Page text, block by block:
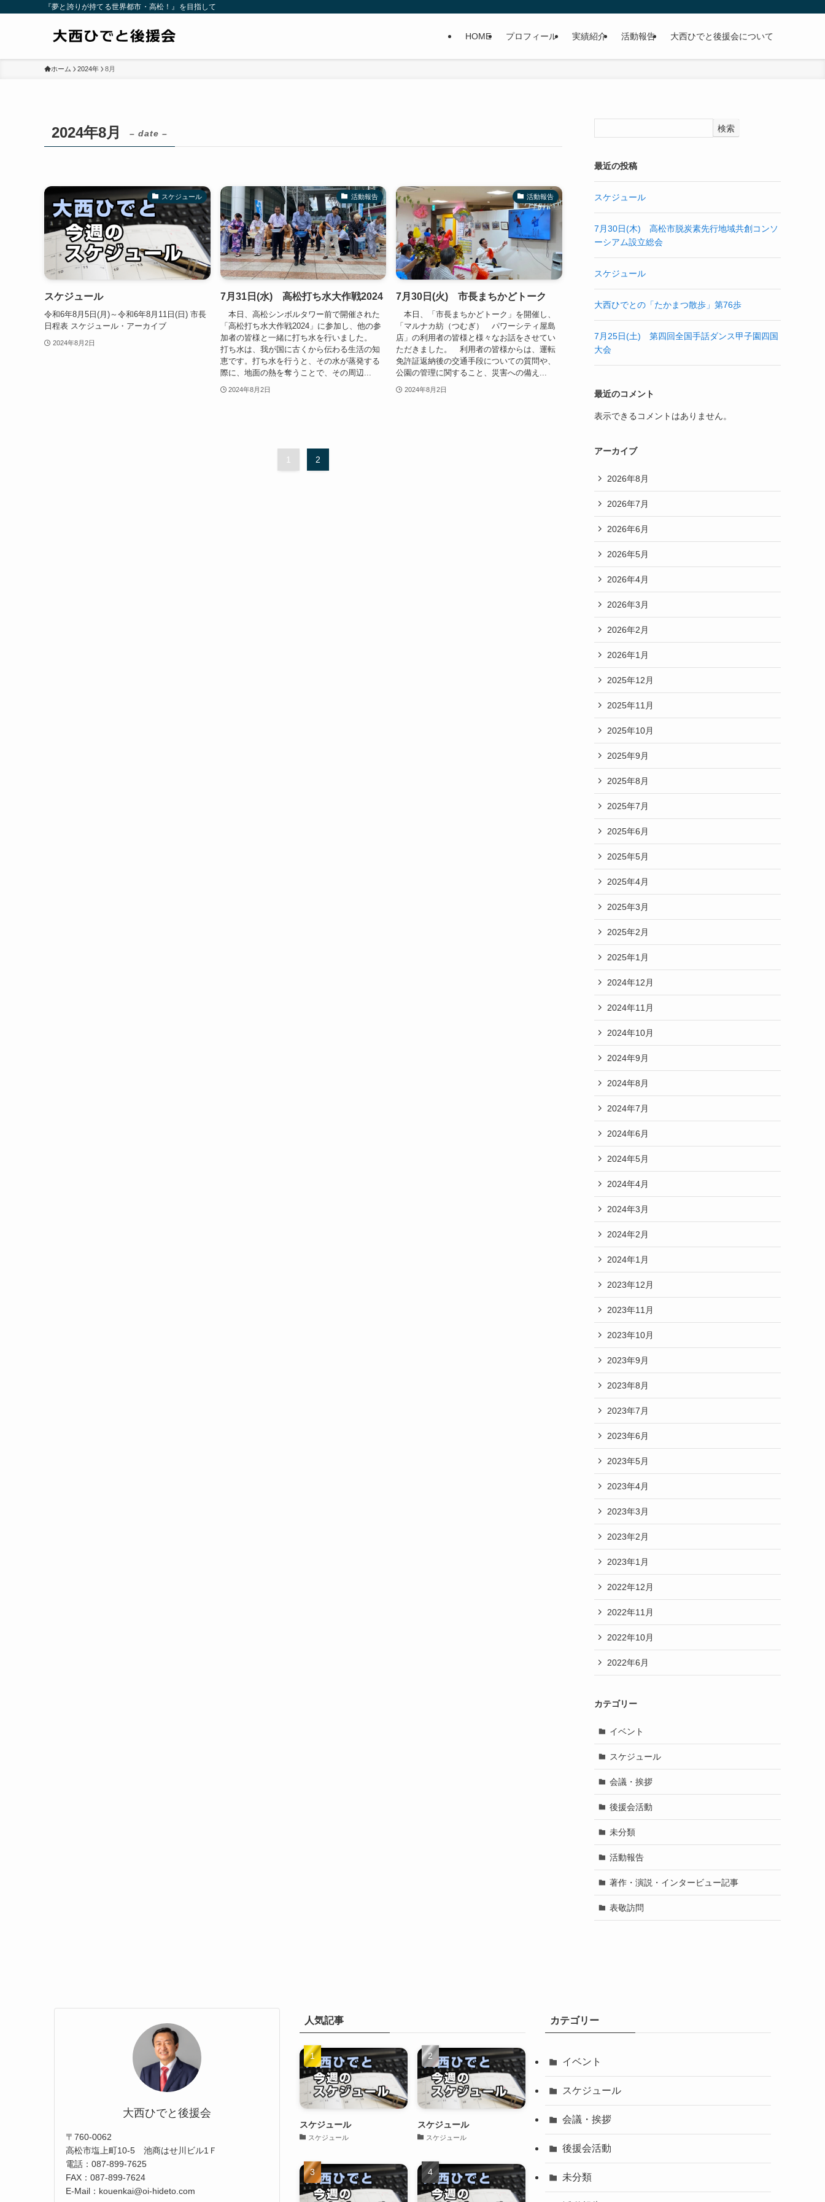
『夢と誇りが持てる世界都市・高松！』を目指して
HOME プロフィール 実績紹介 活動報告 大西ひでと後援会について
ホーム 2024年 8月
2024年8月 – date –
スケジュール
スケジュール
令和6年8月5日(月)～令和6年8月11日(日) 市長
日程表 スケジュール・アーカイブ
2024年8月2日
活動報告
7月31日(水) 高松打ち水大作戦2024
本日、高松シンボルタワー前で開催された
「高松打ち水大作戦2024」に参加し、他の参
加者の皆様と一緒に打ち水を行いました。
打ち水は、我が国に古くから伝わる生活の知
恵です。打ち水を行うと、その水が蒸発する
際に、地面の熱を奪うことで、その周辺...
2024年8月2日
活動報告
7月30日(火) 市長まちかどトーク
本日、「市長まちかどトーク」を開催し、
「マルナカ紡（つむぎ） パワーシティ屋島
店」の利用者の皆様と様々なお話をさせてい
ただきました。 利用者の皆様からは、運転
免許証返納後の交通手段についての質問や、
公園の管理に関すること、災害への備え...
2024年8月2日
1 2
検索
最近の投稿
スケジュール
7月30日(木) 高松市脱炭素先行地域共創コンソ
ーシアム設立総会
スケジュール
大西ひでとの「たかまつ散歩」第76歩
7月25日(土) 第四回全国手話ダンス甲子園四国
大会
最近のコメント
表示できるコメントはありません。
アーカイブ
2026年8月
2026年7月
2026年6月
2026年5月
2026年4月
2026年3月
2026年2月
2026年1月
2025年12月
2025年11月
2025年10月
2025年9月
2025年8月
2025年7月
2025年6月
2025年5月
2025年4月
2025年3月
2025年2月
2025年1月
2024年12月
2024年11月
2024年10月
2024年9月
2024年8月
2024年7月
2024年6月
2024年5月
2024年4月
2024年3月
2024年2月
2024年1月
2023年12月
2023年11月
2023年10月
2023年9月
2023年8月
2023年7月
2023年6月
2023年5月
2023年4月
2023年3月
2023年2月
2023年1月
2022年12月
2022年11月
2022年10月
2022年6月
カテゴリー
イベント
スケジュール
会議・挨拶
後援会活動
未分類
活動報告
著作・演説・インタービュー記事
表敬訪問
大西ひでと後援会
〒760-0062
高松市塩上町10-5 池商はせ川ビル1Ｆ
電話：087-899-7625
FAX：087-899-7624
E-Mail：kouenkai@oi-hideto.com
人気記事
スケジュール
スケジュール
スケジュール
スケジュール
カテゴリー
イベント
スケジュール
会議・挨拶
後援会活動
未分類